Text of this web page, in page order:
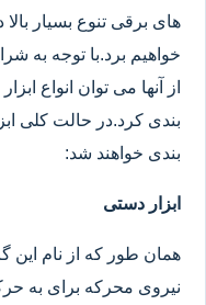
های برقی تنوع بسیار بالا
خواهیم برد.با توجه به
از آنها می توان انواع
بندی کرد.در حالت کلی
بندی خواهند شد:
ابزار دستی
همان طور که از نام
نیروی محرکه برای به